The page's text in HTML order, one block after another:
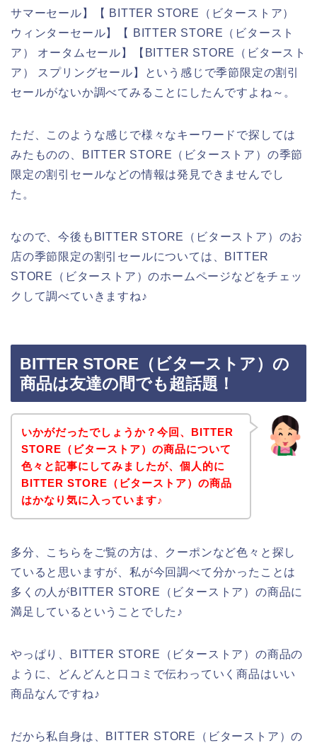
サマーセール】【 BITTER STORE（ビターストア）
ウィンターセール】【 BITTER STORE（ビタースト
ア） オータムセール】【BITTER STORE（ビタースト
ア） スプリングセール】という感じで季節限定の割引
セールがないか調べてみることにしたんですよね～。
ただ、このような感じで様々なキーワードで探しては
みたものの、BITTER STORE（ビターストア）の季節
限定の割引セールなどの情報は発見できませんでし
た。
なので、今後もBITTER STORE（ビターストア）のお
店の季節限定の割引セールについては、BITTER
STORE（ビターストア）のホームページなどをチェッ
クして調べていきますね♪
BITTER STORE（ビターストア）の
商品は友達の間でも超話題！
いかがだったでしょうか？今回、BITTER
STORE（ビターストア）の商品について
色々と記事にしてみましたが、個人的に
BITTER STORE（ビターストア）の商品
はかなり気に入っています♪
多分、こちらをご覧の方は、クーポンなど色々と探し
ていると思いますが、私が今回調べて分かったことは
多くの人がBITTER STORE（ビターストア）の商品に
満足しているということでした♪
やっぱり、BITTER STORE（ビターストア）の商品の
ように、どんどんと口コミで伝わっていく商品はいい
商品なんですね♪
だから私自身は、BITTER STORE（ビターストア）の